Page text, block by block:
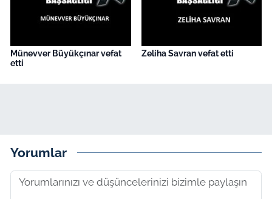
Münevver Büyükçınar vefat
etti
Zeliha Savran vefat etti
Yorumlar